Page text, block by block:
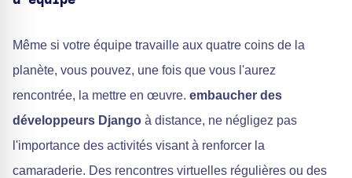
Même si votre équipe travaille aux quatre coins de la
planète, vous pouvez, une fois que vous l'aurez
rencontrée, la mettre en œuvre. embaucher des
développeurs Django à distance, ne négligez pas
l'importance des activités visant à renforcer la
camaraderie. Des rencontres virtuelles régulières ou des